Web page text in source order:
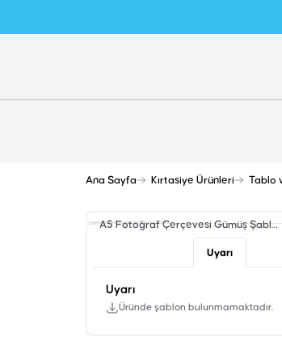
Ana Sayfa Kırtasiye Ürünleri Tablo
A5 Fotoğraf Çerçevesi Gümüş Şablon
Uyarı
Uyarı
Üründe şablon bulunmamaktadır.